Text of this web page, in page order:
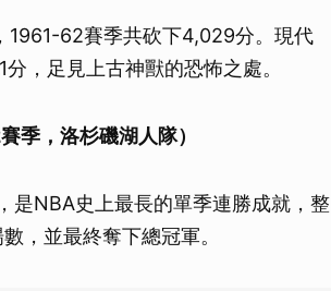
1961-62賽季共砍下4,029分。現代
，足見上古神獸的恐怖之處。
季，洛杉磯湖人隊）
是NBA史上最長的單季連勝成就，整
，並最終奪下總冠軍。